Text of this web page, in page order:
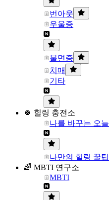
번아웃
우울증
불면증
치매
기타
🍀 힐링 충전소
나를 바꾸는 오
나만의 힐링 꿀팁
🌈 MBTI 연구소
MBTI